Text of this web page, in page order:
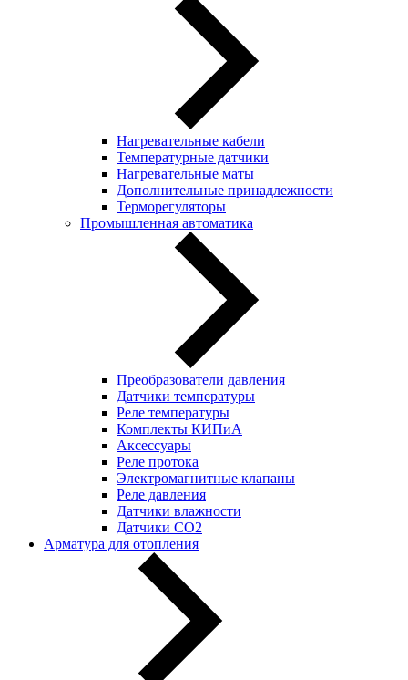
Нагревательные кабели
Температурные датчики
Нагревательные маты
Дополнительные принадлежности
Терморегуляторы
Промышленная автоматика
Преобразователи давления
Датчики температуры
Реле температуры
Комплекты КИПиА
Аксессуары
Реле протока
Электромагнитные клапаны
Реле давления
Датчики влажности
Датчики CO2
Арматура для отопления